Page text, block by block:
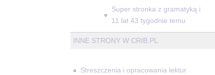
Super stronka z gramatyką i
11 lat 43 tygodnie temu
INNE STRONY W CRIB.PL
Streszczenia i opracowania lektur